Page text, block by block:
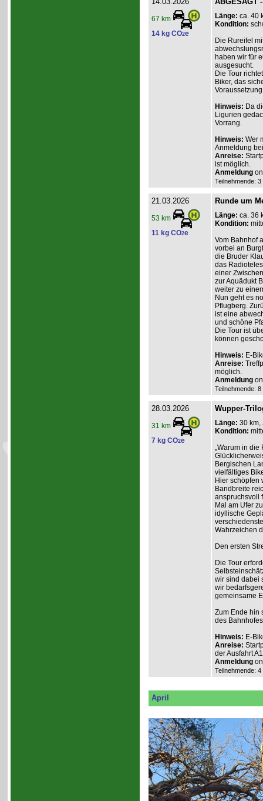
67 km
14 kg CO2e
Länge: ca. 40
Kondition:
Die Rureifel
haben wir für
ausgesucht.
Die Tour
Biker, das
Hinweis: Da
Ligurien
Vorrang.
Hinweis: Wer
Anmeldung
Anreise:
ist möglich.
Anmeldung
Teilnehmende:
21.03.2026
53 km
11 kg CO2e
Runde um
Länge: ca. 36
Kondition:
Vom Bahnhof
vorbei an
die Bruder
das
einer
zur Aquädukt
weiter zu
Nun geht es
Pflugberg.
ist eine
und schöne
Die Tour ist
können
Hinweis: E-
Anreise:
möglich.
Anmeldung
Teilnehmende:
28.03.2026
31 km
7 kg CO2e
Wupper-
Länge: 30 km,
Kondition:
„Warum in die
Bergischen
vielfältiges
Hier schöpfen
Bandbreite
anspruchsvoll
Mal am Ufer
idyllische
Wahrzeichen
Den ersten
Die Tour
wir sind dabei
wir
gemeinsame
Zum Ende hin
des
Hinweis: E-
Anreise:
der Ausfahrt
Anmeldung
Teilnehmende:
April